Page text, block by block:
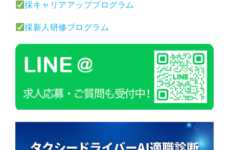
採キャリアアッププログラム
採新人研修プログラム